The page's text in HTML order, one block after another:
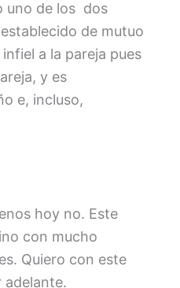
uno de los dos
de mutuo
a la pareja pues
y es
e, incluso,
hoy no. Este
con mucho
Quiero con este
adelante.